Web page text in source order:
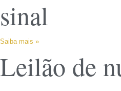
sinal
Saiba mais »
Leilão de